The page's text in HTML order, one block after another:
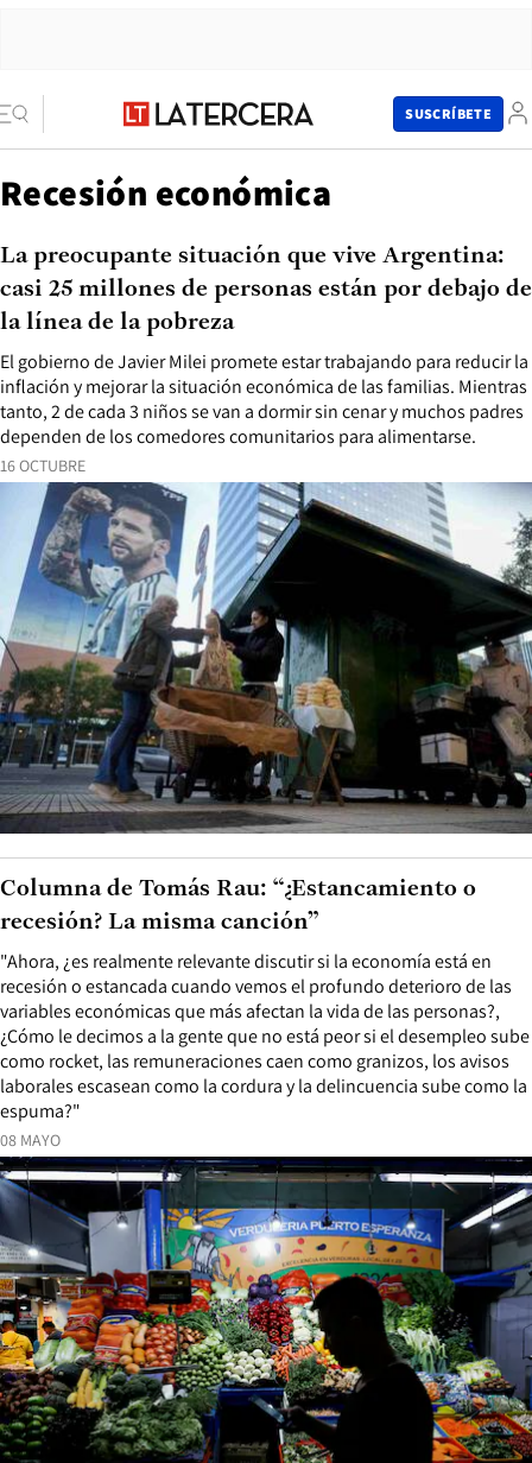
SUSCRÍBETE
Recesión económica
16 OCTUBRE
El gobierno de Javier Milei promete estar trabajando para reducir la
inflación y mejorar la situación económica de las familias. Mientras
tanto, 2 de cada 3 niños se van a dormir sin cenar y muchos padres
dependen de los comedores comunitarios para alimentarse.
La preocupante situación que vive Argentina:
casi 25 millones de personas están por debajo de
la línea de la pobreza
08 MAYO
"Ahora, ¿es realmente relevante discutir si la economía está en
recesión o estancada cuando vemos el profundo deterioro de las
variables económicas que más afectan la vida de las personas?,
¿Cómo le decimos a la gente que no está peor si el desempleo sube
como rocket, las remuneraciones caen como granizos, los avisos
laborales escasean como la cordura y la delincuencia sube como la
espuma?"
Columna de Tomás Rau: “¿Estancamiento o
recesión? La misma canción”